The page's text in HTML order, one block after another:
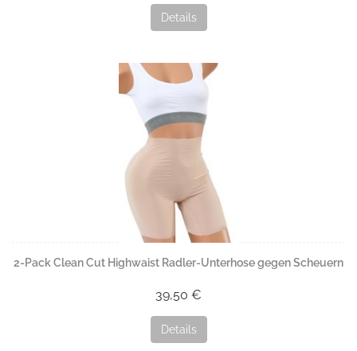
Details
2-Pack Clean Cut Highwaist Radler-Unterhose gegen Scheuern
39,50 €
Details